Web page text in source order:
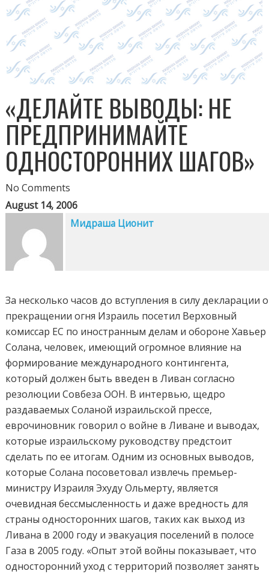
«ДЕЛАЙТЕ ВЫВОДЫ: НЕ
ПРЕДПРИНИМАЙТЕ
ОДНОСТОРОННИХ ШАГОВ»
No Comments
August 14, 2006
Мидраша Ционит
За несколько часов до вступления в силу декларации о
прекращении огня Израиль посетил Верховный
комиссар ЕС по иностранным делам и обороне Хавьер
Солана, человек, имеющий огромное влияние на
формирование международного контингента,
который должен быть введен в Ливан согласно
резолюции Совбеза ООН. В интервью, щедро
раздаваемых Соланой израильской прессе,
еврочиновник говорил о войне в Ливане и выводах,
которые израильскому руководству предстоит
сделать по ее итогам. Одним из основных выводов,
которые Солана посоветовал извлечь премьер-
министру Израиля Эхуду Ольмерту, является
очевидная бессмысленность и даже вредность для
страны односторонних шагов, таких как выход из
Ливана в 2000 году и эвакуация поселений в полосе
Газа в 2005 году. «Опыт этой войны показывает, что
односторонний уход с территорий позволяет занять